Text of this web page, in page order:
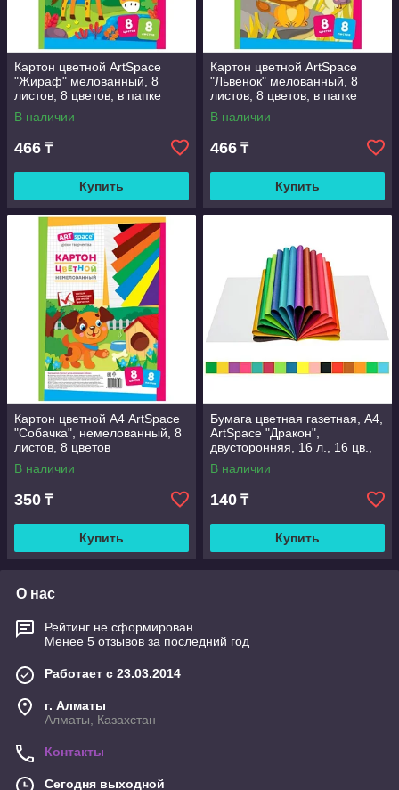
Картон цветной ArtSpace
"Жираф" мелованный, 8
листов, 8 цветов, в папке
В наличии
466 ₸
Купить
Картон цветной ArtSpace
"Львенок" мелованный, 8
листов, 8 цветов, в папке
В наличии
466 ₸
Купить
Картон цветной А4 ArtSpace
"Собачка", немелованный, 8
листов, 8 цветов
В наличии
350 ₸
Купить
Бумага цветная газетная, А4,
ArtSpace "Дракон",
двусторонняя, 16 л., 16 цв.,
на скобе
В наличии
140 ₸
Купить
О нас
Рейтинг не сформирован
Менее 5 отзывов за последний год
Работает с 23.03.2014
г. Алматы
Алматы, Казахстан
Контакты
Сегодня выходной